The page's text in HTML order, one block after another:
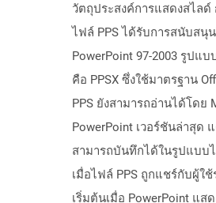
วัตถุประสงค์การแสดงสไลด์
ไฟล์ PPS ได้รับการสนับสนุ
PowerPoint 97-2003 รูปแ
คือ PPSX ซึ่งใช้มาตรฐาน
PPS ยังสามารถอ่านได้โดย
PowerPoint เวอร์ชันล่าสุด
สามารถบันทึกได้ในรูปแบบ
เมื่อไฟล์ PPS ถูกแชร์กับผู้ใ
เริ่มต้นเมื่อ PowerPoint แส